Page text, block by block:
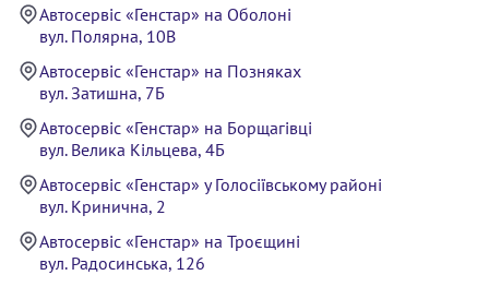
Автосервіс «Генстар» на Оболоні
вул. Полярна, 10В
Автосервіс «Генстар» на Позняках
вул. Затишна, 7Б
Автосервіс «Генстар» на Борщагівці
вул. Велика Кільцева, 4Б
Автосервіс «Генстар» у Голосіївському районі
вул. Кринична, 2
Автосервіс «Генстар» на Троєщині
вул. Радосинська, 126